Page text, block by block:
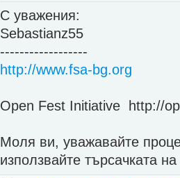
С уважения:
Sebastianz55
------------------
http://www.fsa-bg.org
Open Fest Initiative http://
Моля ви, уважавайте
използвайте търсачката